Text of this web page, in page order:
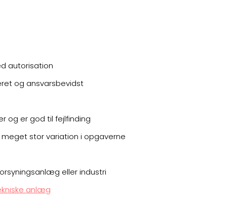
autorisation
og ansvarsbevidst
og er god til fejlfinding
stor variation i opgaverne
eller industri
anlæg